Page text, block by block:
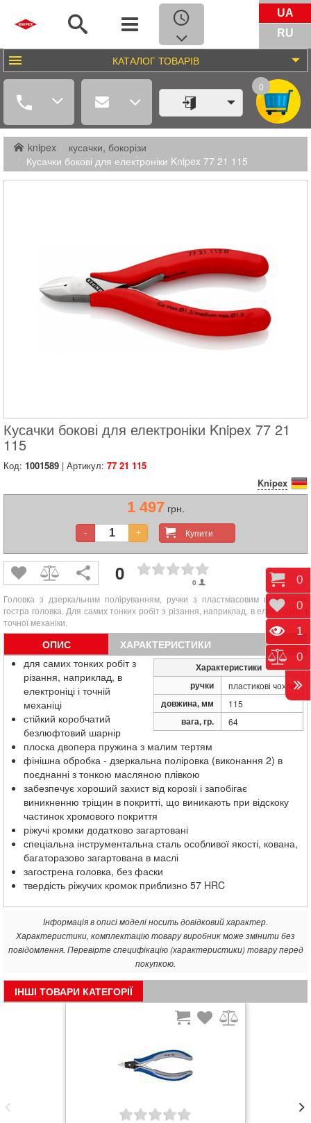
UA
RU
КАТАЛОГ ТОВАРІВ
0
knipex
кусачки, бокорізи
Кусачки бокові для електроніки Knipex 77 21 115
Кусачки бокові для електроніки Knipex 77 21
115
Код: 1001589 | Артикул: 77 21 115
Knipex
1 497грн.
Купити
- +
0 0
Головка з дзеркальним поліруванням, ручки з пластмасовим покриттям,
гостра головка. Для самих тонких робіт з різання, наприклад, в електроніці і
точної механіки.
ОПИС ХАРАКТЕРИСТИКИ
Характеристики
ручки
пластикові чохли
довжина, мм 115
вага, гр. 64
для самих тонких робіт з
різання, наприклад, в
електроніці і точній
механіці
стійкий коробчатий
безлюфтовий шарнір
плоска двопера пружина з малим тертям
фінішна обробка - дзеркальна поліровка (виконання 2) в
поєднанні з тонкою масляною плівкою
забезпечує хороший захист від корозії і запобігає
виникненню тріщин в покритті, що виникають при відскоку
частинок хромового покриття
ріжучі кромки додатково загартовані
спеціальна інструментальна сталь особливої якості, кована,
багаторазово загартована в маслі
загострена головка, без фаски
твердість ріжучих кромок приблизно 57 HRC
Інформація в описі моделі носить довідковий характер.
Характеристики, комплектацію товару виробник може змінити без
повідомлення. Перевірте специфікацію (характеристики) товару перед
покупкою.
ІНШІ ТОВАРИ КАТЕГОРІЇ
0
0
1
0